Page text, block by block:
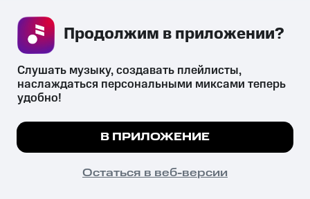
СКАЧАТЬ ПРИЛОЖЕНИЕ
психотропных веществ, их аналогов причиняет вред здоровью,
их незаконный оборот запрещён и влечёт установленную
законодательством ответственность.
© 2026 ООО «КИОН».
Все права защищены
Мы используем куки, чтобы на сайте все
Подробнее
ПОНЯТНО
Слушать музыку, создавать плейлисты,
наслаждаться персональными миксами теперь
удобно!
В ПРИЛОЖЕНИЕ
Остаться в веб-версии